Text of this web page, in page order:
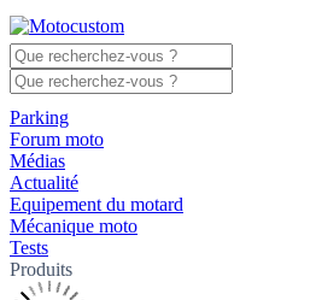
Parking
Forum moto
Médias
Actualité
Equipement du motard
Mécanique moto
Tests
Produits